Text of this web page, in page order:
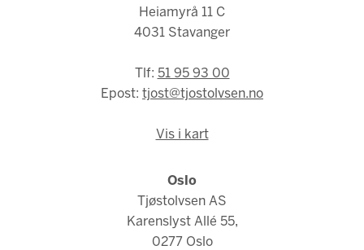
Heiamyrå 11 C
4031 Stavanger
Tlf: 51 95 93 00
Epost: tjost@tjostolvsen.no
Vis i kart
Oslo
Tjøstolvsen AS
Karenslyst Allé 55,
0277 Oslo